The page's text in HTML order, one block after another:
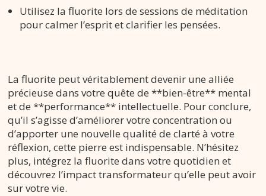
Utilisez la fluorite lors de sessions de méditation
pour calmer l’esprit et clarifier les pensées.
La fluorite peut véritablement devenir une alliée
précieuse dans votre quête de **bien-être** mental
et de **performance** intellectuelle. Pour conclure,
qu’il s’agisse d’améliorer votre concentration ou
d’apporter une nouvelle qualité de clarté à votre
réflexion, cette pierre est indispensable. N’hésitez
plus, intégrez la fluorite dans votre quotidien et
découvrez l’impact transformateur qu’elle peut avoir
sur votre vie.